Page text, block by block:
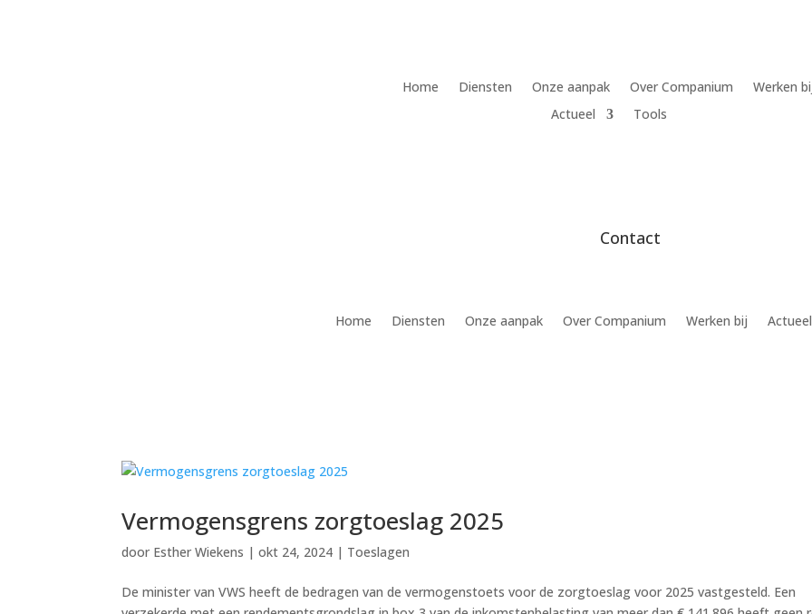
Home Diensten Onze aanpak Over Companium
Werken
Actueel
Tools
Contact
Home Diensten Onze aanpak Over Companium Werken bij Actueel
Vermogensgrens zorgtoeslag 2025
door Esther Wiekens |okt 24, 2024 | Toeslagen
De minister van VWS heeft de bedragen van de vermogenstoets voor de zorgtoeslag voor 2025 vastgesteld. Een